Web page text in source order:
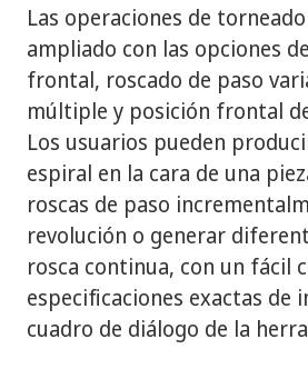
Las operaciones de
ampliado con las opciones
frontal, roscado de paso
múltiple y posición frontal
Los usuarios pueden
espiral en la cara de una
roscas de paso
revolución o generar
rosca continua, con un fácil
especificaciones exactas de
cuadro de diálogo de la